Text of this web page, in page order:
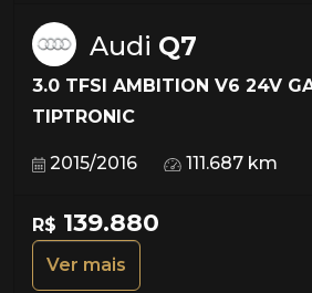
Audi Q7
3.0 TFSI AMBITION V6 24V
TIPTRONIC
2015/2016 111.687 km
R$ 139.880
Ver mais